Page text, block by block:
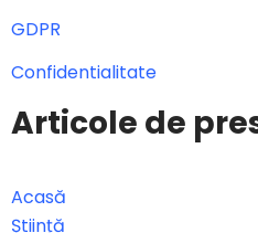
GDPR
Confidentialitate
Articole de
Acasă
Știință